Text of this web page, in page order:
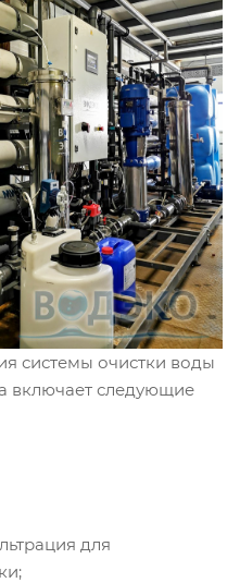
системы очистки воды
включает следующие
для